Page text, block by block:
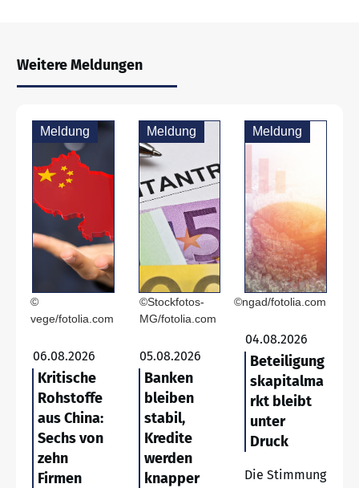
Weitere Meldungen
Meldung
©
vege/fotolia.com
06.08.2026
Kritische
Rohstoffe
aus China:
Sechs von
zehn
Firmen
Meldung
©Stockfotos-
MG/fotolia.com
05.08.2026
Banken
bleiben
stabil,
Kredite
werden
knapper
Meldung
©ngad/fotolia.com
04.08.2026
Beteiligung
skapitalma
rkt bleibt
unter
Druck
Die Stimmung